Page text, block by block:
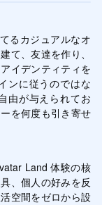
るカジュアルなオ
て、友達を作り、
イデンティティを
ンに従うのではな
由が与えられてお
を何度も引き寄せ
Land 体験の核
、個人の好みを反
空間をゼロから設